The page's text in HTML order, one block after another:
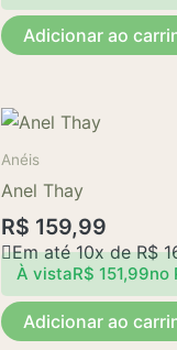
Adicionar ao
Anéis
Anel Thay
R$ 159,99
Em até 10x deR$
À vistaR$ 151,99no
Adicionar ao